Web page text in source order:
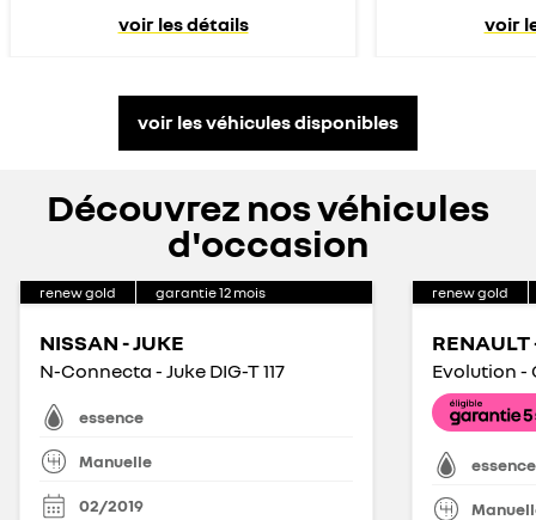
voir les détails voir
voir les véhicules disponibles
Découvrez nos véhicules
d'occasion
renew gold garantie12 mois
NISSAN - JUKE
N-Connecta - Juke DIG-T 117
essence
Manuelle
02/2019
renew gold
RENAULT
Evolution -
essence